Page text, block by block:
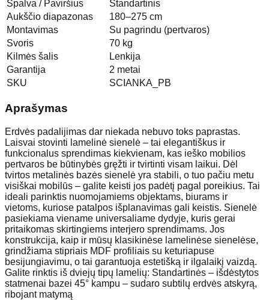
Spalva / Paviršius
Standartinis
Aukščio diapazonas
180–275 cm
Montavimas
Su pagrindu (pertvaros)
Svoris
70 kg
Kilmės šalis
Lenkija
Garantija
2 metai
SKU
SCIANKA_PB
Aprašymas
Erdvės padalijimas dar niekada nebuvo toks paprastas.
Laisvai stovinti lamelinė sienelė – tai elegantiškus ir
funkcionalus sprendimas kiekvienam, kas ieško mobilios
pertvaros be būtinybės gręžti ir tvirtinti visam laikui. Dėl
tvirtos metalinės bazės sienelė yra stabili, o tuo pačiu metu
visiškai mobilūs – galite keisti jos padėtį pagal poreikius. Tai
ideali parinktis nuomojamiems objektams, biurams ir
vietoms, kuriose patalpos išplanavimas gali keistis. Sienelė
pasiekiama viename universaliame dydyje, kuris gerai
pritaikomas skirtingiems interjero sprendimams. Jos
konstrukcija, kaip ir mūsų klasikinėse lamelinėse sienelėse,
grindžiama stipriais MDF profiliais su keturiapuse
besijungiavimu, o tai garantuoja estetišką ir ilgalaikį vaizdą.
Galite rinktis iš dviejų tipų lamelių: Standartinės – išdėstytos
statmenai bazei 45° kampu – sudaro subtilų erdvės atskyrą,
ribojant matymą